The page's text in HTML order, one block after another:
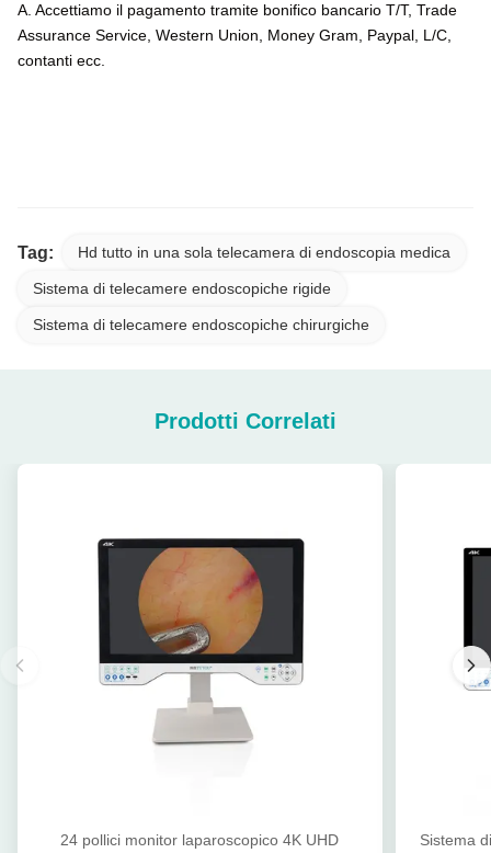
A. Accettiamo il pagamento tramite bonifico bancario T/T, Trade
Assurance Service, Western Union, Money Gram, Paypal, L/C,
contanti ecc.
Tag: Hd tutto in una sola telecamera di endoscopia medica
Sistema di telecamere endoscopiche rigide
Sistema di telecamere endoscopiche chirurgiche
Prodotti Correlati
24 pollici monitor laparoscopico 4K UHD
Sistema